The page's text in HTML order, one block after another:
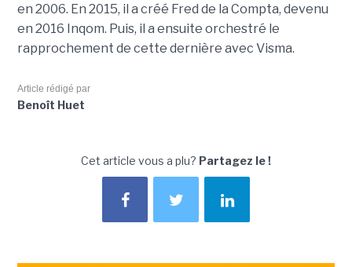
en 2006. En 2015, il a créé Fred de la Compta, devenu
en 2016 Inqom. Puis, il a ensuite orchestré le
rapprochement de cette dernière avec Visma.
Article rédigé par
Benoît Huet
Cet article vous a plu? Partagez le !